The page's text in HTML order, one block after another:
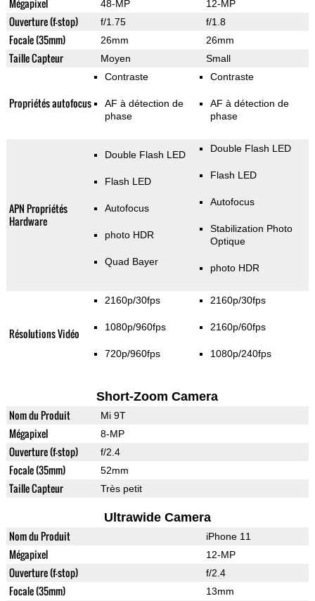
Mégapixel 48-MP 12-MP
Ouverture (f-stop) f/1.75 f/1.8
Focale (35mm) 26mm 26mm
Taille Capteur Moyen Small
Propriétés autofocus
Contraste
AF à détection de
phase
Contraste
AF à détection de
phase
APN Propriétés
Hardware
Double Flash LED
Flash LED
Autofocus
photo HDR
Quad Bayer
Double Flash LED
Flash LED
Autofocus
Stabilization Photo
Optique
photo HDR
Résolutions Vidéo
2160p/30fps
1080p/960fps
720p/960fps
2160p/30fps
2160p/60fps
1080p/240fps
Short-Zoom Camera
Nom du Produit Mi 9T
Mégapixel 8-MP
Ouverture (f-stop) f/2.4
Focale (35mm) 52mm
Taille Capteur Très petit
Ultrawide Camera
Nom du Produit iPhone 11
Mégapixel 12-MP
Ouverture (f-stop) f/2.4
Focale (35mm) 13mm